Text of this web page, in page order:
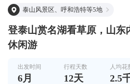
泰山风景区、呼和浩特等5地
登泰山赏名湖看草原，山东
休闲游
出发时间
6月
行程天数
12天
人均花
2.5